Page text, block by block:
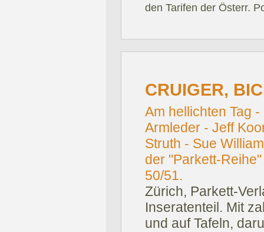
den Tarifen der Österr.
CRUIGER,
Am hellichten Tag
Armleder - Jeff
Struth - Sue
der "Parkett-
50/51.
Zürich, Parkett-
Inseratenteil. Mit
und auf Tafeln,